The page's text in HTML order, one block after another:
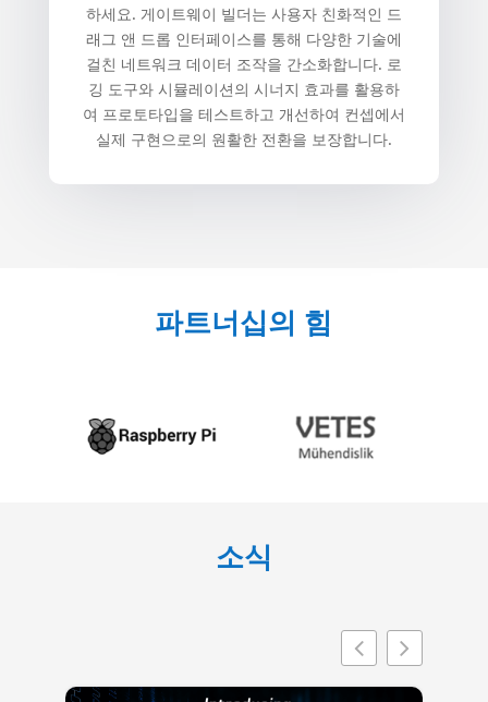
하세요. 게이트웨이 빌더는 사용자 친화적인 드
래그 앤 드롭 인터페이스를 통해 다양한 기술에
걸친 네트워크 데이터 조작을 간소화합니다. 로
깅 도구와 시뮬레이션의 시너지 효과를 활용하
여 프로토타입을 테스트하고 개선하여 컨셉에서
실제 구현으로의 원활한 전환을 보장합니다.
파트너십의 힘
소식